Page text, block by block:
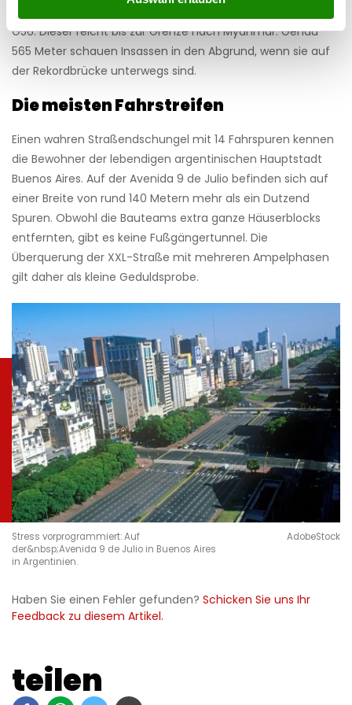
G56. Dieser reicht bis zur Grenze nach Myanmar. Genau
565 Meter schauen Insassen in den Abgrund, wenn sie auf
der Rekordbrücke unterwegs sind.
Die meisten Fahrstreifen
Einen wahren Straßendschungel mit 14 Fahrspuren kennen
die Bewohner der lebendigen argentinischen Hauptstadt
Buenos Aires. Auf der Avenida 9 de Julio befinden sich auf
einer Breite von rund 140 Metern mehr als ein Dutzend
Spuren. Obwohl die Bauteams extra ganze Häuserblocks
entfernten, gibt es keine Fußgängertunnel. Die
Überquerung der XXL-Straße mit mehreren Ampelphasen
gilt daher als kleine Geduldsprobe.
Stress vorprogrammiert: Auf
der&nbsp;Avenida 9 de Julio in Buenos Aires
in Argentinien.
AdobeStock
Haben Sie einen Fehler gefunden? Schicken Sie uns Ihr
Feedback zu diesem Artikel.
teilen